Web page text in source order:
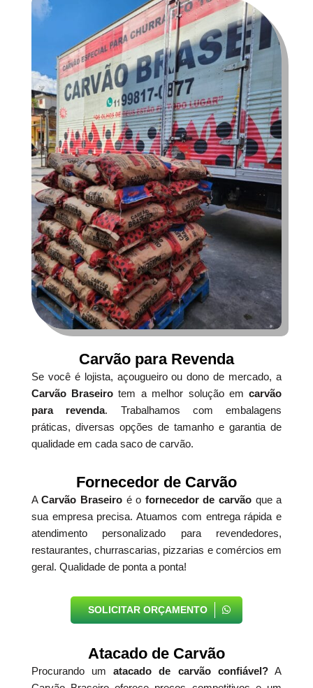
Carvão para Revenda
Se você é lojista, açougueiro ou dono de mercado, a
Carvão Braseiro tem a melhor solução emcarvão
para revenda. Trabalhamos com embalagens
práticas, diversas opções de tamanho e garantia de
qualidade em cada saco de carvão.
Fornecedor de Carvão
ACarvão Braseiro é o fornecedor de carvão que a
sua empresa precisa. Atuamos com entrega rápida e
atendimento personalizado para revendedores,
restaurantes, churrascarias, pizzarias e comércios em
geral. Qualidade de ponta a ponta!
SOLICITAR ORÇAMENTO
Atacado de Carvão
Procurando umatacado de carvão confiável?A